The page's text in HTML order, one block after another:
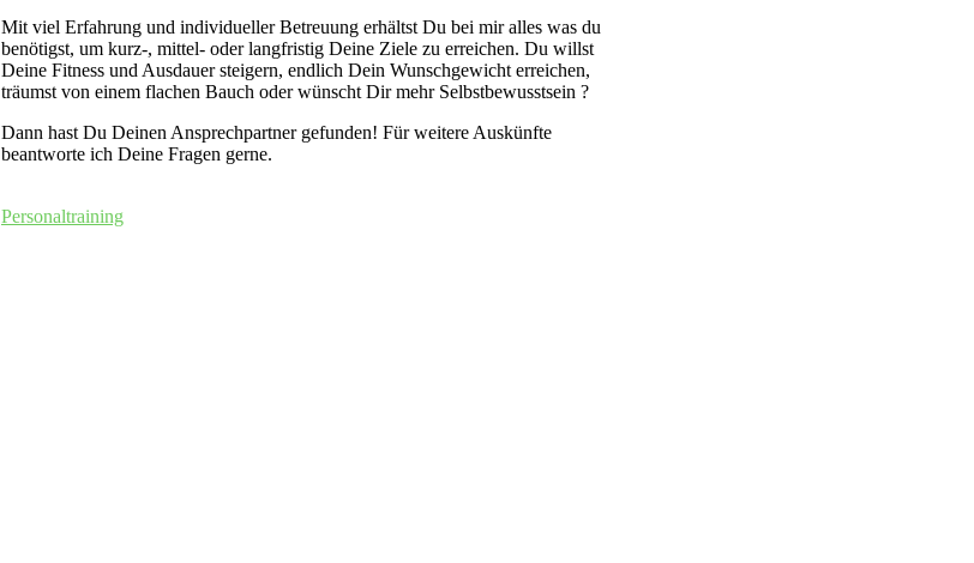
Mit viel Erfahrung und individueller Betreuung erhältst Du bei mir alles was du
benötigst, um kurz-, mittel- oder langfristig Deine Ziele zu erreichen. Du willst
Deine Fitness und Ausdauer steigern, endlich Dein Wunschgewicht erreichen,
träumst von einem flachen Bauch oder wünscht Dir mehr Selbstbewusstsein ?
Dann hast Du Deinen Ansprechpartner gefunden! Für weitere Auskünfte
beantworte ich Deine Fragen gerne.
Personaltraining